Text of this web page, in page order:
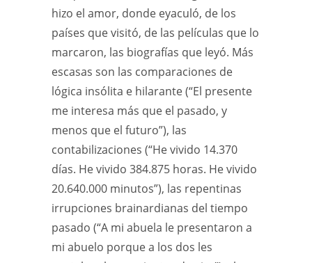
hizo el amor, donde eyaculó, de los
países que visitó, de las películas que lo
marcaron, las biografías que leyó. Más
escasas son las comparaciones de
lógica insólita e hilarante (“El presente
me interesa más que el pasado, y
menos que el futuro”), las
contabilizaciones (“He vivido 14.370
días. He vivido 384.875 horas. He vivido
20.640.000 minutos”), las repentinas
irrupciones brainardianas del tiempo
pasado (“A mi abuela le presentaron a
mi abuelo porque a los dos les